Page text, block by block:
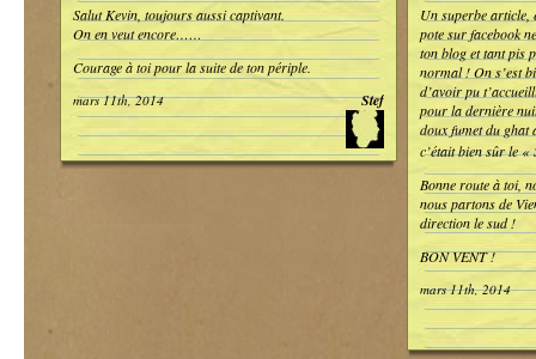
Salut Kevin, toujours aussi captivant.
On en veut encore……
Courage à toi pour la suite de ton périple.
mars 11th, 2014 Stef
Un superbe article,
pote sur facebook
ton blog et tant pis
normal ! On s’est
d’avoir pu
pour la dernière
doux fumet du ghat
c’était bien sûr le
Bonne route à toi,
nous partons de
direction le sud !
BON VENT !
mars 11th, 2014